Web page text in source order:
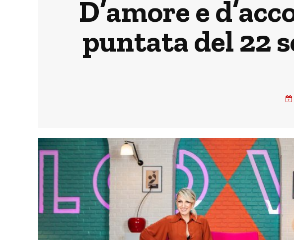
D’amore e
puntata del 22